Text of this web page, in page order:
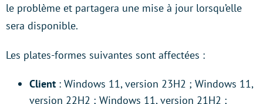
le problème et partagera une mise à jour lorsqu’elle
sera disponible.
Les plates-formes suivantes sont affectées :
Client : Windows 11, version 23H2 ; Windows 11,
version 22H2 ; Windows 11, version 21H2 ;